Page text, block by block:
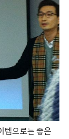
템으로는 좋은